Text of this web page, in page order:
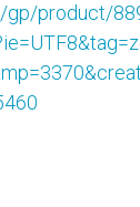
gp/product/